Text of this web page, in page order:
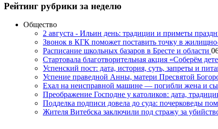
Рейтинг рубрики за неделю
Общество
2 августа - Ильин день: традиции и приметы
Звонок в КГК поможет поставить точку в
Расписание школьных базаров в Бресте и области
Стартовала благотворительная акция «Соберём
Успенский пост: дата, история, суть, запреты и
Успение праведной Анны, матери Пресвятой
Ехал на неисправной машине — погибли жена и
Преображение Господне у католиков: дата,
Подделка подписи довела до суда: почерковеды
Жителя Витебска заключили под стражу за